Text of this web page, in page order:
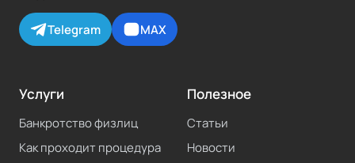
Telegram MAX
Услуги
Банкротство физлиц
Как проходит процедура
Полезное
Статьи
Новости